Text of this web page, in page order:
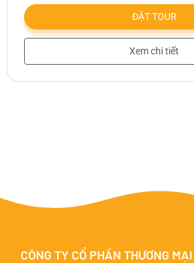
ĐẶT TOUR
Xem chi tiết
CÔNG TY CỔ PHẦN THƯƠNG